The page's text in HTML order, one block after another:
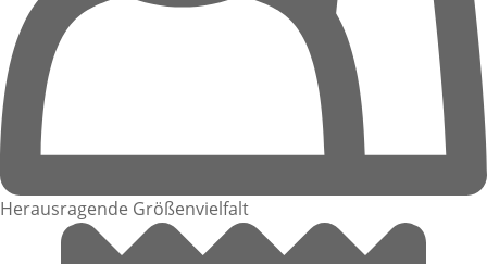
Herausragende Größenvielfalt